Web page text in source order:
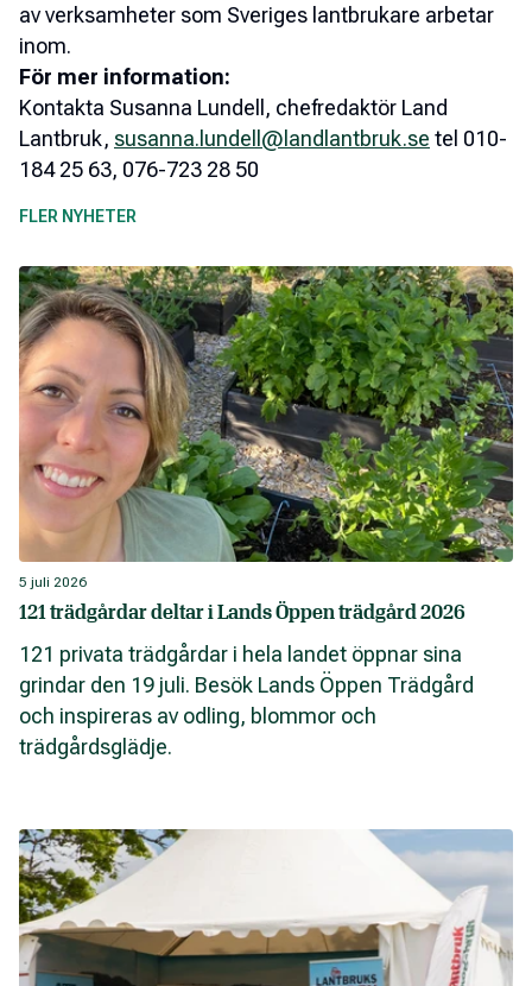
av verksamheter som Sveriges lantbrukare arbetar
inom.
För mer information:
Kontakta Susanna Lundell, chefredaktör Land
Lantbruk, susanna.lundell@landlantbruk.se tel 010-
184 25 63, 076-723 28 50
FLER NYHETER
5 juli 2026
121 trädgårdar deltar i Lands Öppen trädgård 2026
121 privata trädgårdar i hela landet öppnar sina
grindar den 19 juli. Besök Lands Öppen Trädgård
och inspireras av odling, blommor och
trädgårdsglädje.